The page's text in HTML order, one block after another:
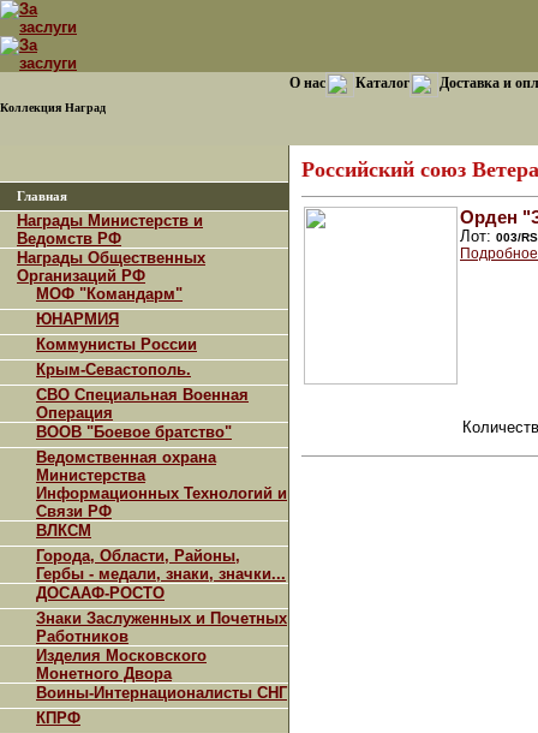
Коллекция Наград
О нас Каталог Доставка и
Главная
Награды Министерств и
Ведомств РФ
Награды Общественных
Организаций РФ
МОФ "Командарм"
ЮНАРМИЯ
Коммунисты России
Крым-Севастополь.
СВО Специальная Военная
Операция
ВООВ "Боевое братство"
Ведомственная охрана
Министерства
Информационных Технологий и
Связи РФ
ВЛКСМ
Города, Области, Районы,
Гербы - медали, знаки, значки...
ДОСААФ-РОСТО
Знаки Заслуженных и Почетных
Работников
Изделия Московского
Монетного Двора
Воины-Интернационалисты СНГ
КПРФ
Российский союз
Орден
Лот: 003/